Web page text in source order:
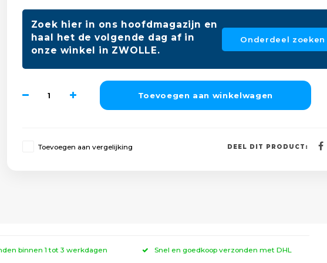
Zoek hier in ons hoofdmagazijn en
haal het de volgende dag af in
onze winkel in ZWOLLE.
Onderdeel zoeken
Toevoegen aan winkelwagen
Toevoegen aan vergelijking DEEL DIT PRODUCT:
binnen 1 tot 3 werkdagen Snel en goedkoop verzonden met DHL